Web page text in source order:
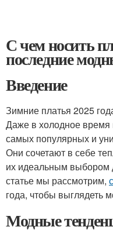
С чем носить
последние
Введение
Зимние платья 2025
Даже в холодное время
самых популярных и
Они сочетают в себе
их идеальным выбором
статье мы рассмотрим,
года, чтобы выглядеть
Модные